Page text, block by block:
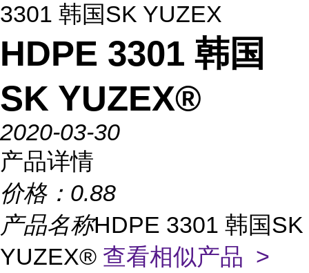
3301 韩国SK YUZEX
HDPE 3301 韩国
SK YUZEX®
2020-03-30
产品详情
价格： 0.88
产品名称HDPE 3301 韩国SK
YUZEX® 查看相似产品 >